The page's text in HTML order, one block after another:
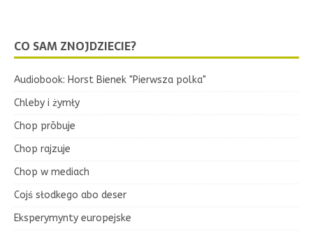
CO SAM ZNOJDZIECIE?
Audiobook: Horst Bienek "Pierwsza polka"
Chleby i żymły
Chop prōbuje
Chop rajzuje
Chop w mediach
Cojś słodkego abo deser
Eksperymynty europejske